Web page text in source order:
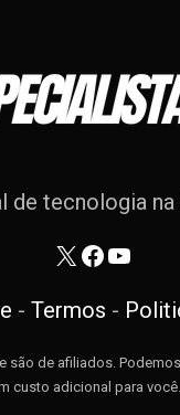
de tecnologia
X Facebook
- Termos -
são de afiliados.
custo adicional para você.